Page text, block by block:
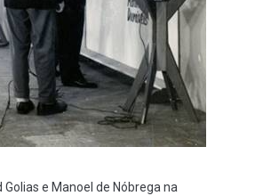
Golias e Manoel de Nóbrega na